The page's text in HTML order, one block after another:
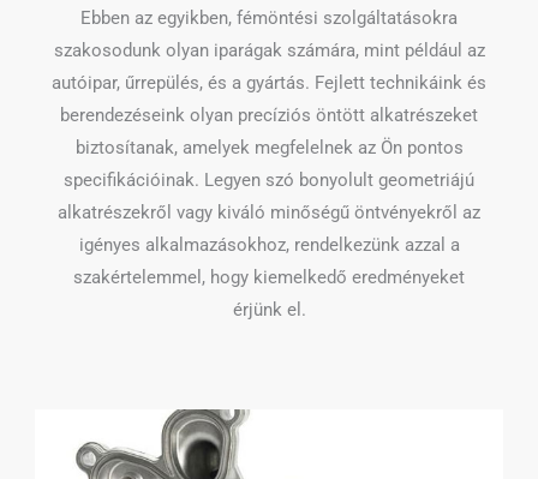
Ebben az egyikben, fémöntési szolgáltatásokra
szakosodunk olyan iparágak számára, mint például az
autóipar, űrrepülés, és a gyártás. Fejlett technikáink és
berendezéseink olyan precíziós öntött alkatrészeket
biztosítanak, amelyek megfelelnek az Ön pontos
specifikációinak. Legyen szó bonyolult geometriájú
alkatrészekről vagy kiváló minőségű öntvényekről az
igényes alkalmazásokhoz, rendelkezünk azzal a
szakértelemmel, hogy kiemelkedő eredményeket
érjünk el.